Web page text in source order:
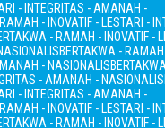
- INTEGRITAS - AMANAH -
- INOVATIF - LESTARI -
- RAMAH - INOVATIF -
BERTAKWA -
- NASIONALIS
- AMANAH - NASIONALIS
- INTEGRITAS - AMANAH -
- INOVATIF - LESTARI -
- RAMAH - INOVATIF -